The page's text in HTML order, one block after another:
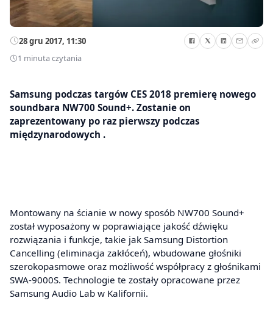
28 gru 2017, 11:30
1 minuta czytania
Samsung podczas targów CES 2018 premierę nowego
soundbara NW700 Sound+. Zostanie on
zaprezentowany po raz pierwszy podczas
międzynarodowych .
Montowany na ścianie w nowy sposób NW700 Sound+
został wyposażony w poprawiające jakość dźwięku
rozwiązania i funkcje, takie jak Samsung Distortion
Cancelling (eliminacja zakłóceń), wbudowane głośniki
szerokopasmowe oraz możliwość współpracy z głośnikami
SWA-9000S. Technologie te zostały opracowane przez
Samsung Audio Lab w Kalifornii.